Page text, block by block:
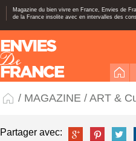
Magazine du bien vivre en France, Envies de
de la France insolite avec en intervalles des
/ MAGAZINE / ART &
Partager avec: